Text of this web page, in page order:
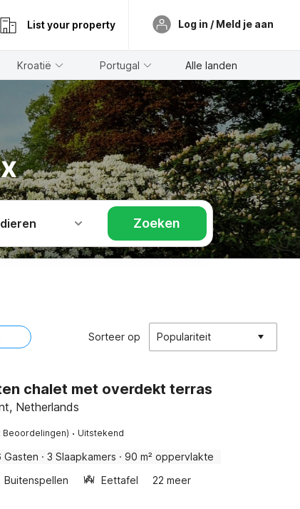
List your property Log in / Meld je aan
Kroatië Portugal Alle landen
Zoeken
Sorteer op Populariteit
chalet met overdekt terras
Netherlands
Beoordelingen) · Uitstekend
Gasten · 3 Slaapkamers · 90 m² oppervlakte
Buitenspellen Eettafel 22 meer